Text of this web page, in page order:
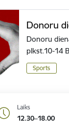
Donoru
Donoru
plkst.10-14
Sports
Laiks
12.30–18.00